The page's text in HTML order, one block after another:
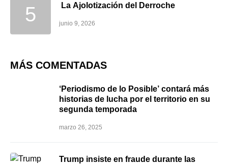
La Ajolotización del Derroche
junio 9, 2026
MÁS COMENTADAS
‘Periodismo de lo Posible’ contará más
historias de lucha por el territorio en su
segunda temporada
marzo 26, 2025
Trump insiste en fraude durante las